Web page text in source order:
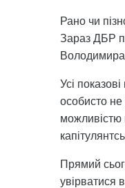
Рано чи
Зараз ДБР
Усі
особисто не
можливістю
Прямий
увірватися